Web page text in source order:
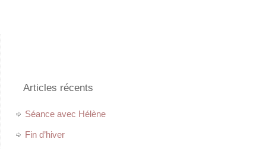
Articles récents
Séance avec Hélène
Fin d’hiver